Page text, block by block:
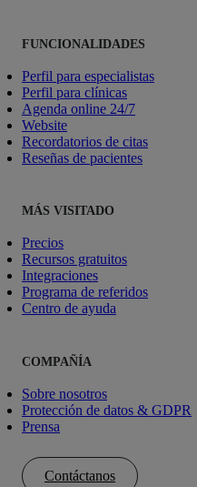
FUNCIONALIDADES
Perfil para especialistas
Perfil para clínicas
Agenda online 24/7
Website
Recordatorios de citas
Reseñas de pacientes
MÁS VISITADO
Precios
Recursos gratuitos
Integraciones
Programa de referidos
Centro de ayuda
COMPAÑÍA
Sobre nosotros
Protección de datos & GDPR
Prensa
Contáctanos